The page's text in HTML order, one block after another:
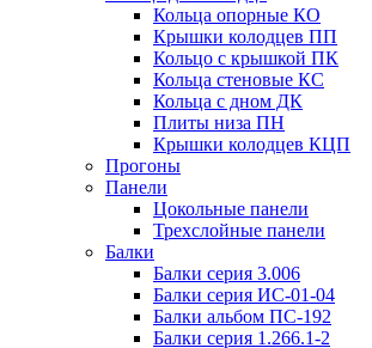
Кольца опорные КО
Крышки колодцев ПП
Кольцо с крышкой ПК
Кольца стеновые КС
Кольца с дном ДК
Плиты низа ПН
Крышки колодцев КЦП
Прогоны
Панели
Цокольные панели
Трехслойные панели
Балки
Балки серия 3.006
Балки серия ИС-01-04
Балки альбом ПС-192
Балки серия 1.266.1-2